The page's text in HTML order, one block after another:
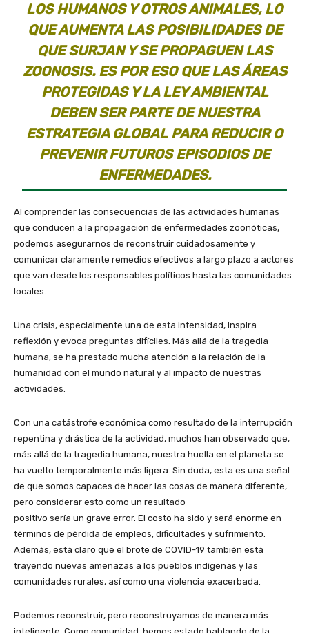
LOS HUMANOS Y OTROS ANIMALES, LO
QUE AUMENTA LAS POSIBILIDADES DE
QUE SURJAN Y SE PROPAGUEN LAS
ZOONOSIS. ES POR ESO QUE LAS ÁREAS
PROTEGIDAS Y LA LEY AMBIENTAL
DEBEN SER PARTE DE NUESTRA
ESTRATEGIA GLOBAL PARA REDUCIR O
PREVENIR FUTUROS EPISODIOS DE
ENFERMEDADES.
Al comprender las consecuencias de las actividades humanas
que conducen a la propagación de enfermedades zoonóticas,
podemos asegurarnos de reconstruir cuidadosamente y
comunicar claramente remedios efectivos a largo plazo a actores
que van desde los responsables políticos hasta las comunidades
locales.
Una crisis, especialmente una de esta intensidad, inspira
reflexión y evoca preguntas difíciles. Más allá de la tragedia
humana, se ha prestado mucha atención a la relación de la
humanidad con el mundo natural y al impacto de nuestras
actividades.
Con una catástrofe económica como resultado de la interrupción
repentina y drástica de la actividad, muchos han observado que,
más allá de la tragedia humana, nuestra huella en el planeta se
ha vuelto temporalmente más ligera. Sin duda, esta es una señal
de que somos capaces de hacer las cosas de manera diferente,
pero considerar esto como un resultado
positivo sería un grave error. El costo ha sido y será enorme en
términos de pérdida de empleos, dificultades y sufrimiento.
Además, está claro que el brote de COVID-19 también está
trayendo nuevas amenazas a los pueblos indígenas y las
comunidades rurales, así como una violencia exacerbada.
Podemos reconstruir, pero reconstruyamos de manera más